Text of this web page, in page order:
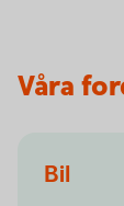
Våra
Bil